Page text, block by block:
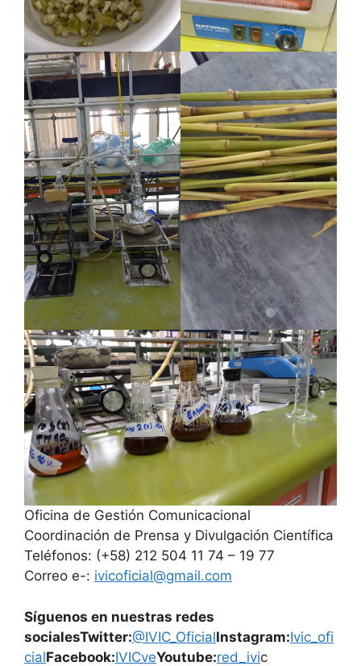
Oficina de Gestión Comunicacional
Coordinación de Prensa y Divulgación Científica
Teléfonos: (+58) 212 504 11 74 – 19 77
Correo e-: ivicoficial@gmail.com
Síguenos en nuestras redes
socialesTwitter:@IVIC_OficialInstagram:Ivic_ofi
cialFacebook:IVICveYoutube:red_ivic